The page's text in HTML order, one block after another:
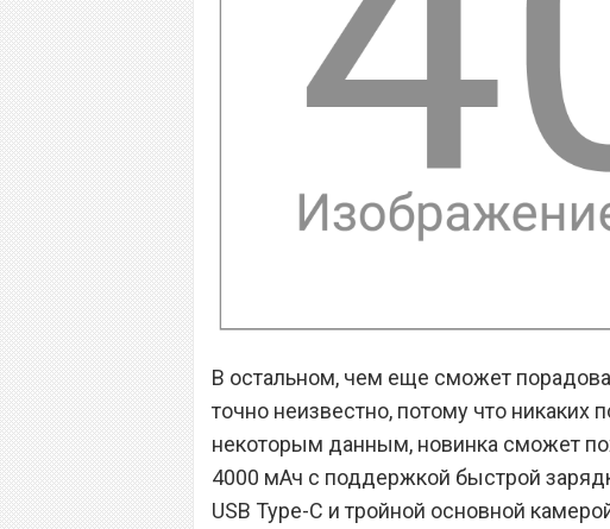
В остальном, чем еще сможет
точно неизвестно, потому что никаких
некоторым данным, новинка сможет
4000 мАч с поддержкой быстрой
USB Type-C и тройной основной